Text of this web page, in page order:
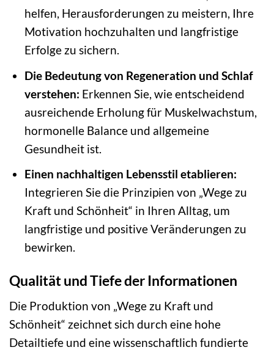
helfen, Herausforderungen zu meistern, Ihre
Motivation hochzuhalten und langfristige
Erfolge zu sichern.
Die Bedeutung von Regeneration und Schlaf
verstehen: Erkennen Sie, wie entscheidend
ausreichende Erholung für Muskelwachstum,
hormonelle Balance und allgemeine
Gesundheit ist.
Einen nachhaltigen Lebensstil etablieren:
Integrieren Sie die Prinzipien von „Wege zu
Kraft und Schönheit“ in Ihren Alltag, um
langfristige und positive Veränderungen zu
bewirken.
Qualität und Tiefe der Informationen
Die Produktion von „Wege zu Kraft und
Schönheit“ zeichnet sich durch eine hohe
Detailtiefe und eine wissenschaftlich fundierte